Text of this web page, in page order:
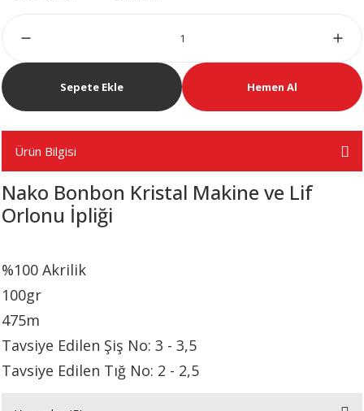
Sepete Ekle Hemen Al
Ürün Bilgisi
Nako Bonbon Kristal Makine ve Lif
Orlonu İpliği
%100 Akrilik
100gr
475m
Tavsiye Edilen Şiş No: 3 - 3,5
Tavsiye Edilen Tığ No: 2 - 2,5